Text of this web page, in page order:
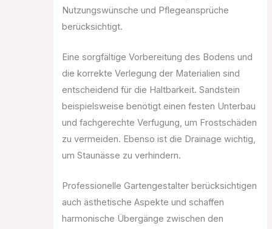
Nutzungswünsche und Pflegeansprüche
berücksichtigt.
Eine sorgfältige Vorbereitung des Bodens und
die korrekte Verlegung der Materialien sind
entscheidend für die Haltbarkeit. Sandstein
beispielsweise benötigt einen festen Unterbau
und fachgerechte Verfugung, um Frostschäden
zu vermeiden. Ebenso ist die Drainage wichtig,
um Staunässe zu verhindern.
Professionelle Gartengestalter berücksichtigen
auch ästhetische Aspekte und schaffen
harmonische Übergänge zwischen den